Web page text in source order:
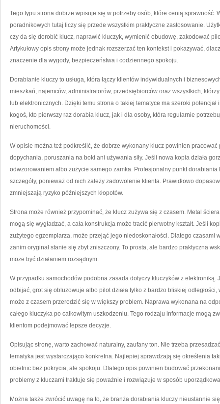
Tego typu strona dobrze wpisuje się w potrzeby osób, które cenią sprawność.
poradnikowych tutaj liczy się przede wszystkim praktyczne zastosowanie.
czy da się dorobić klucz, naprawić kluczyk, wymienić obudowę, zakodować
Artykułowy opis strony może jednak rozszerzać ten kontekst i pokazywać,
znaczenie dla wygody, bezpieczeństwa i codziennego spokoju.
Dorabianie kluczy to usługa, która łączy klientów indywidualnych i
mieszkań, najemców, administratorów, przedsiębiorców oraz wszystkich,
lub elektronicznych. Dzięki temu strona o takiej tematyce ma szeroki
kogoś, kto pierwszy raz dorabia klucz, jak i dla osoby, która regularnie
nieruchomości.
W opisie można też podkreślić, że dobrze wykonany klucz powinien
dopychania, poruszania na boki ani używania siły. Jeśli nowa kopia działa
odwzorowaniem albo zużycie samego zamka. Profesjonalny punkt
szczegóły, ponieważ od nich zależy zadowolenie klienta. Prawidłowo
zmniejszają ryzyko późniejszych kłopotów.
Strona może również przypominać, że klucz zużywa się z czasem. Metal
mogą się wygładzać, a cała konstrukcja może tracić pierwotny kształt. Jeśli
zużytego egzemplarza, może przejąć jego niedoskonałości. Dlatego czasami
zanim oryginał stanie się zbyt zniszczony. To prosta, ale bardzo praktyczna
może być działaniem rozsądnym.
W przypadku samochodów podobna zasada dotyczy kluczyków z elektroniką.
odbijać, grot się obluzowuje albo pilot działa tylko z bardzo bliskiej
może z czasem przerodzić się w większy problem. Naprawa wykonana na
całego kluczyka po całkowitym uszkodzeniu. Tego rodzaju informacje mogą
klientom podejmować lepsze decyzje.
Opisując stronę, warto zachować naturalny, zaufany ton. Nie trzeba
tematyka jest wystarczająco konkretna. Najlepiej sprawdzają się określenia
obietnic bez pokrycia, ale spokoju. Dlatego opis powinien budować
problemy z kluczami traktuje się poważnie i rozwiązuje w sposób
Można także zwrócić uwagę na to, że branża dorabiania kluczy nieustannie